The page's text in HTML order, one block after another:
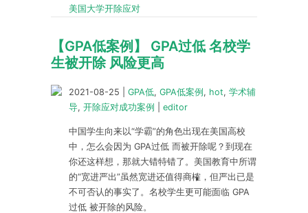
美国大学开除应对
【GPA低案例】 GPA过低 名校学
生被开除 风险更高
2021-08-25 GPA低, GPA低案例 , hot, 学术辅
导, 开除应对成功案例 editor
中国学生向来以“学霸”的角色出现在美国高校
中，怎么会因为 GPA过低 而被开除呢？到现在
你还这样想，那就大错特错了。美国教育中所谓
的“宽进严出”虽然宽进还值得商榷，但严出已是
不可否认的事实了。名校学生更可能面临 GPA
过低 被开除的风险。